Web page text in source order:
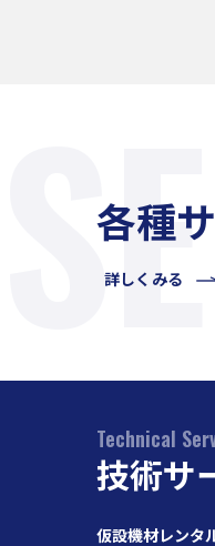
各種
詳しくみる
Technical
技術サ
仮設機材レンタ